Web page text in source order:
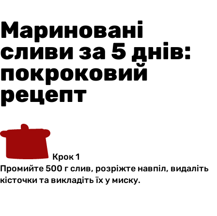
Мариновані
сливи за 5 днів:
покроковий
рецепт
Крок 1
Промийте 500 г слив, розріжте навпіл, видаліть
кісточки та викладіть їх у миску.